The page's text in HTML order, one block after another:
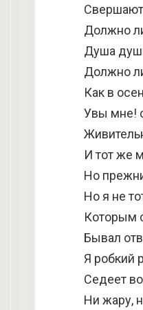
Должно
Душа
Должно
Как в
Увы мне!
И тот же
Но
Но я не
Которым
Бывал
Я робкий
Седеет
Ни жару,